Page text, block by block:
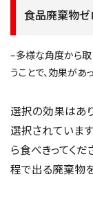
食品廃棄物ゼ
–多様な角度から取
うことで、効果があ
選択の効果はあ
選択されています
ら食べきってく
程で出る廃棄物